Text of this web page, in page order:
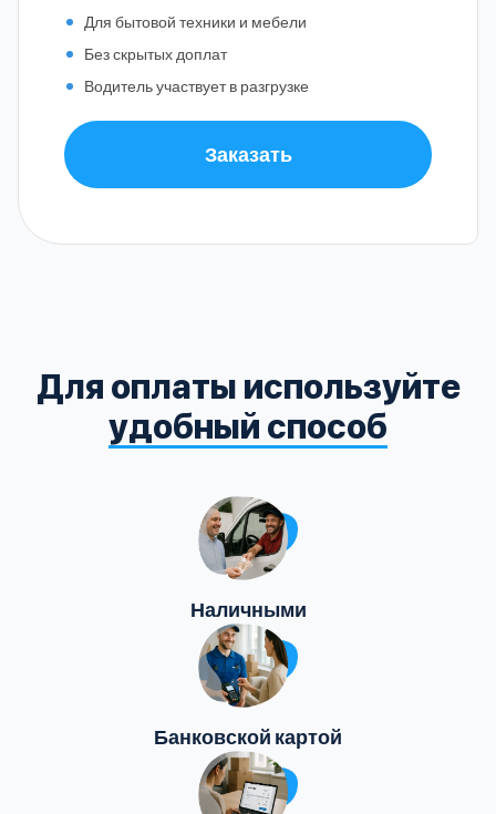
Для бытовой техники и мебели
Без скрытых доплат
Водитель участвует в разгрузке
Заказать
Для оплаты используйте
удобный способ
Наличными
Банковской картой